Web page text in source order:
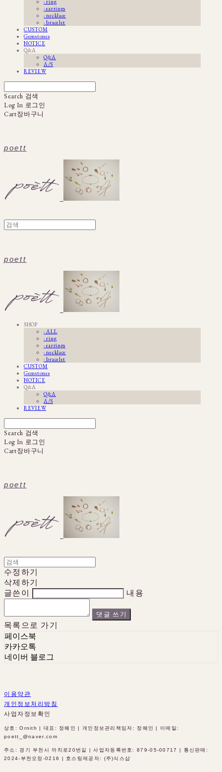
· ring
· earrings
· necklace
· bracelet
CUSTOM
Gemstones
NOTICE
Q&A
Q&A
A/S
REVIEW
Search 검색
Log In 로그인
Cart장바구니
poett
poett
SHOP
· ALL
· ring
· earrings
· necklace
· bracelet
CUSTOM
Gemstones
NOTICE
Q&A
Q&A
A/S
REVIEW
Search 검색
Log In 로그인
Cart장바구니
poett
수정하기
삭제하기
글쓴이
내용
댓글 쓰기
목록으로 가기
페이스북
카카오톡
네이버 블로그
이용약관
개인정보처리방침
사업자정보확인
상호: Ornith | 대표: 정혜인 | 개인정보관리책임자: 정혜인 | 이메일:
poett_@naver.com
주소: 경기 부천시 까치로20번길 | 사업자등록번호:879-05-00717
| 통신판매:
2024-부천오정-0216
| 호스팅제공자: (주)식스샵